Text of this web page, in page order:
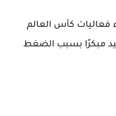
فعاليات كأس العالم
مبكرًا بسبب الضغط